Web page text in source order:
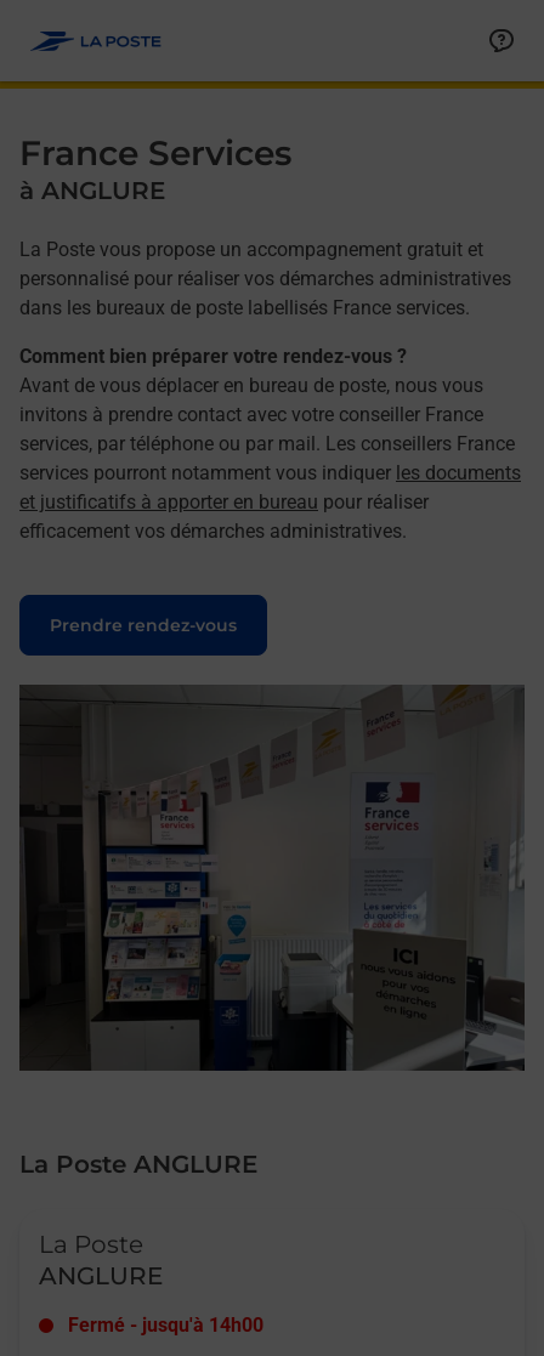
France Services
à ANGLURE
La Poste vous propose un accompagnement gratuit et
personnalisé pour réaliser vos démarches administratives
dans les bureaux de poste labellisés France services.
Comment bien préparer votre rendez-vous ?
Avant de vous déplacer en bureau de poste, nous vous
invitons à prendre contact avec votre conseiller France
services, par téléphone ou par mail. Les conseillers France
services pourront notamment vous indiquer les documents
et justificatifs à apporter en bureau pour réaliser
efficacement vos démarches administratives.
Prendre rendez-vous
La Poste ANGLURE
La Poste
ANGLURE
Fermé - jusqu'à 14h00